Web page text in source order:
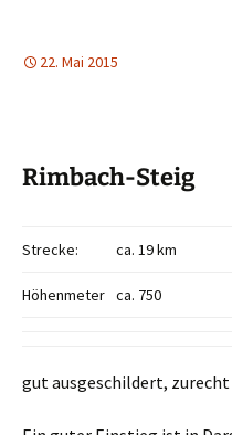
22. Mai 2015
Rimbach-Steig
Strecke: ca. 19 km
Höhenmeter ca. 750
gut ausgeschildert, zurecht